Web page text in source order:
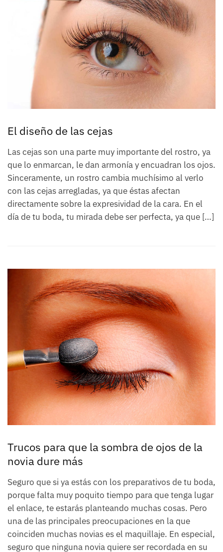
El diseño de las cejas
Las cejas son una parte muy importante del rostro, ya
que lo enmarcan, le dan armonía y encuadran los ojos.
Sinceramente, un rostro cambia muchísimo al verlo
con las cejas arregladas, ya que éstas afectan
directamente sobre la expresividad de la cara. En el
día de tu boda, tu mirada debe ser perfecta, ya que […]
Trucos para que la sombra de ojos de la
novia dure más
Seguro que si ya estás con los preparativos de tu boda,
porque falta muy poquito tiempo para que tenga lugar
el enlace, te estarás planteando muchas cosas. Pero
una de las principales preocupaciones en la que
coinciden muchas novias es el maquillaje. En especial,
seguro que ninguna novia quiere ser recordada en su